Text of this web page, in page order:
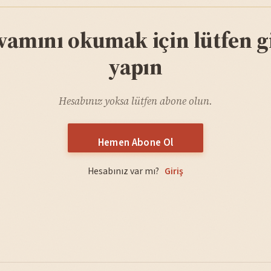
okumak için lütfen
yapın
Hesabınız yoksa lütfen abone olun.
Hemen Abone Ol
Hesabınız var mı? Giriş